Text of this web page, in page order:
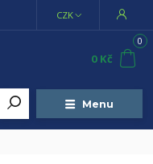
Menu
CZK
0
0 Kč